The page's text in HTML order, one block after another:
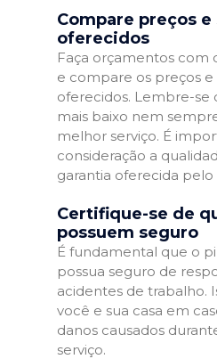
Compare preços
oferecidos
Faça orçamentos com
e compare os preços e
oferecidos. Lembre-se
mais baixo nem
melhor serviço. É
consideração a
garantia oferecida pelo
Certifique-se de
possuem seguro
É fundamental que o
possua seguro de
acidentes de trabalho.
você e sua casa em
danos causados
serviço.